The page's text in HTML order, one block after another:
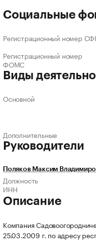
Социальные
Регистрационный номер
Регистрационный номер
ФОМС
Виды
Основной
Дополнительные
Руководители
Поляков Максим
Должность
ИНН
Описание
Компания
25.03.2009 г. по адресу